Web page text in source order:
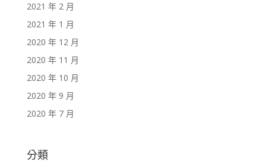
2021 年 2 月
2021 年 1 月
2020 年 12 月
2020 年 11 月
2020 年 10 月
2020 年 9 月
2020 年 7 月
分類